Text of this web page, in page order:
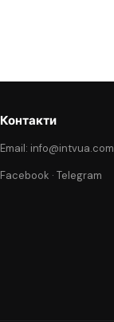
Контакти
Email: info@intvua.com
Facebook ·Telegram